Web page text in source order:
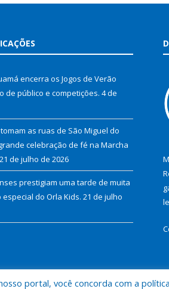
encerra os Jogos de Verão
de público e competições. 4 de
as ruas de São Miguel do
celebração de fé na Marcha
21 de julho de 2026
prestigiam uma tarde de muita
do Orla Kids. 21 de julho
portal, você concorda com a